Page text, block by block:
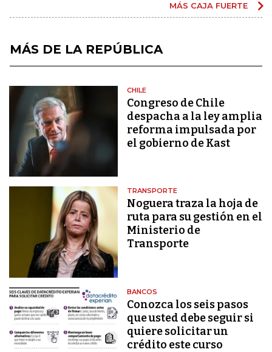
MÁS CAJA FUERTE
MÁS DE LA REPÚBLICA
CHILE
Congreso de Chile
despacha a la ley amplia
reforma impulsada por
el gobierno de Kast
TRANSPORTE
Noguera traza la hoja de
ruta para su gestión en el
Ministerio de
Transporte
BANCOS
Conozca los seis pasos
que usted debe seguir si
quiere solicitar un
crédito este curso